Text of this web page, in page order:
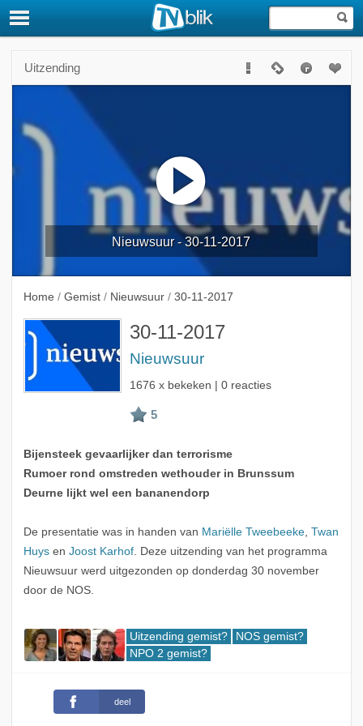
Uitzending
Nieuwsuur - 30-11-2017
Home / Gemist / Nieuwsuur / 30-11-2017
30-11-2017
Nieuwsuur
1676 x bekeken | 0 reacties
Bijensteek gevaarlijker dan terrorisme
Rumoer rond omstreden wethouder in Brunssum
Deurne lijkt wel een bananendorp
De presentatie was in handen van Mariëlle Tweebeeke, Twan
Huysen Joost Karhof. Deze uitzending van het programma
Nieuwsuur werd uitgezonden op donderdag 30 november
door de NOS.
Uitzending gemist?
NOS gemist?
NPO 2 gemist?
deel